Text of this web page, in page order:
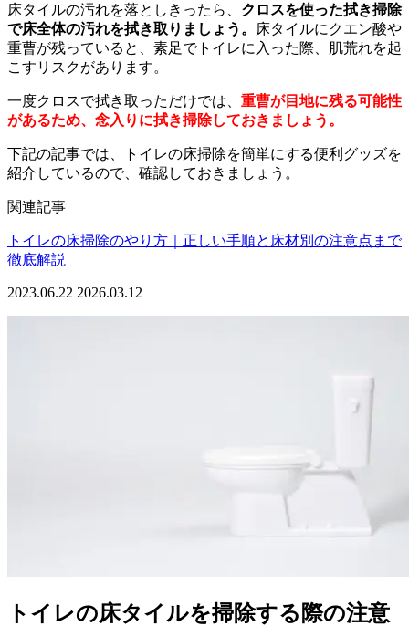
床タイルの汚れを落としきったら、 クロスを使った拭き掃除
で床全体の汚れを拭き取りましょう。
床タイルにクエン酸や
重曹が残っていると、素足でトイレに入った際、肌荒れを起
こすリスクがあります。
一度クロスで拭き取っただけでは、 重曹が目地に残る可能性
があるため、念入りに拭き掃除しておきましょう。
下記の記事では、トイレの床掃除を簡単にする便利グッズを
紹介しているので、確認しておきましょう。
関連記事
トイレの床掃除のやり方｜正しい手順と床材別の注意点まで
徹底解説
2023.06.22 2026.03.12
トイレの床タイルを掃除する際の注意